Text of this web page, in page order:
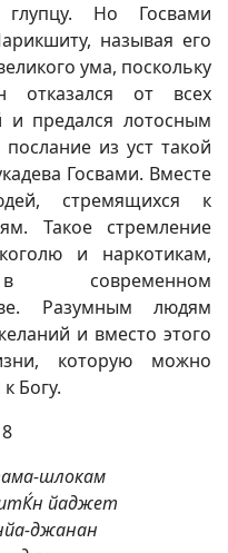
Но Госвами
называя его
ума, поскольку
отказался от всех
и предался лотосным
из уст такой
Госвами. Вместе
стремящихся к
Такое стремление
и наркотикам,
в современном
Разумным людям
и вместо этого
которую можно
Богу.
шлокам
йаджет
джанан